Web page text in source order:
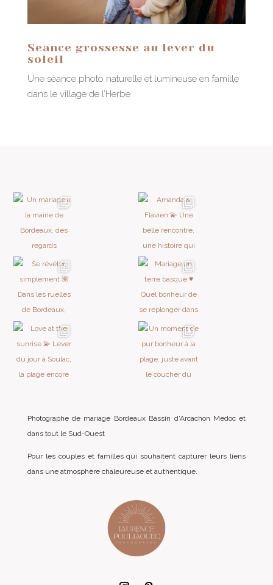
Seance grossesse au lever du
soleil
Une séance photo naturelle et lumineuse en famille
dans le village de l’Herbe
Photographe de mariage Bordeaux Bassin d'Arcachon Medoc et
dans tout le Sud-Ouest
Pour les couples et familles qui souhaitent capturer leurs liens
dans une atmosphère chaleureuse et authentique.